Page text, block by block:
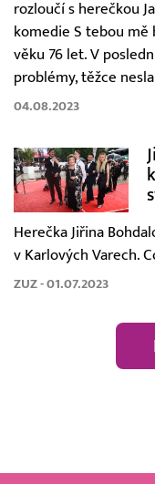
rozloučí s herečkou
komedie S tebou mě
věku 76 let. V
problémy, těžce
04.08.2023
Herečka Jiřina
v Karlových Varech.
ZUZ - 01.07.2023